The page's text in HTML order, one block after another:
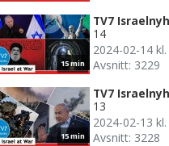
15 min
TV7
14
2024-02-14 kl.
Avsnitt: 3229
15 min
TV7
13
2024-02-13 kl.
Avsnitt: 3228